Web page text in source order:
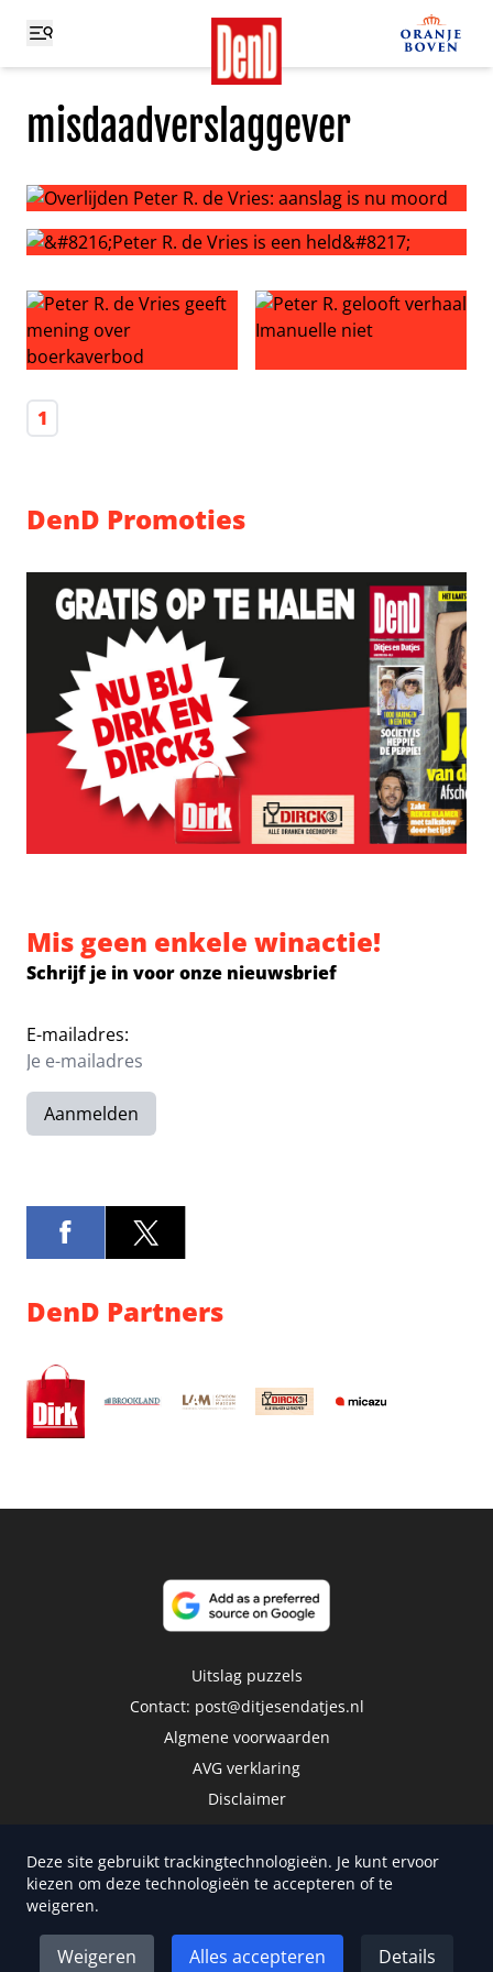
misdaadverslaggever
Overlijden Peter R. de Vries: aanslag is nu moord
1
DenD Promoties
Mis geen enkele winactie!
Schrijf je in voor onze nieuwsbrief
E-mailadres:
Aanmelden
DenD Partners
Uitslag puzzels
Contact: post@ditjesendatjes.nl
Algmene voorwaarden
AVG verklaring
Disclaimer
Deze site gebruikt trackingtechnologieën. Je kunt ervoor
kiezen om deze technologieën te accepteren of te
weigeren.
Weigeren Alles accepteren Details